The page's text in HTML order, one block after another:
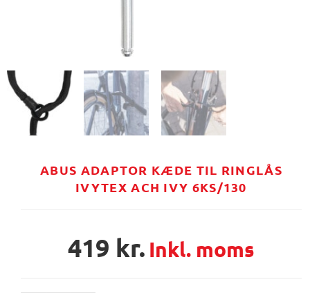
ABUS ADAPTOR KÆDE TIL RINGLÅS
IVYTEX ACH IVY 6KS/130
419 kr. Inkl. moms